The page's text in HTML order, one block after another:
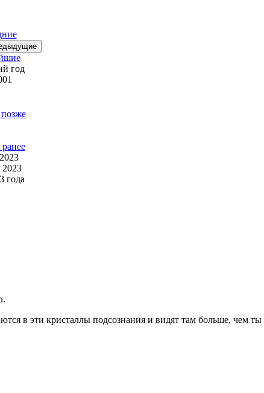
год
2023
года
в эти кристаллы подсознания и видят там больше, чем ты